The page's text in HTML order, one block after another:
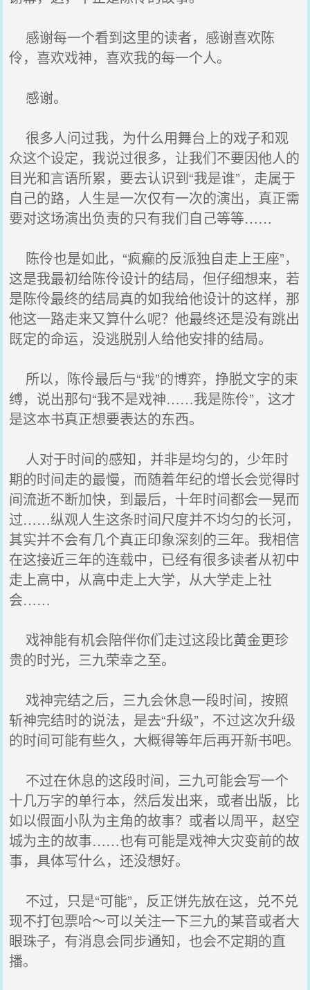
感谢每一个看到这里的读者，感谢喜欢陈
伶，喜欢戏神，喜欢我的每一个人。
感谢。
很多人问过我，为什么用舞台上的戏子和观
众这个设定，我说过很多，让我们不要因他人的
目光和言语所累，要去认识到“我是谁”，走属于
自己的路，人生是一次仅有一次的演出，真正需
要对这场演出负责的只有我们自己等等……
陈伶也是如此，“疯癫的反派独自走上王座”，
这是我最初给陈伶设计的结局，但仔细想来，若
是陈伶最终的结局真的如我给他设计的这样，那
他这一路走来又算什么呢？他最终还是没有跳出
既定的命运，没逃脱别人给他安排的结局。
所以，陈伶最后与“我”的博弈，挣脱文字的束
缚，说出那句“我不是戏神……我是陈伶”，这才
是这本书真正想要表达的东西。
人对于时间的感知，并非是均匀的，少年时
期的时间走的最慢，而随着年纪的增长会觉得时
间流逝不断加快，到最后，十年时间都会一晃而
过……纵观人生这条时间尺度并不均匀的长河，
其实并不会有几个真正印象深刻的三年。我相信
在这接近三年的连载中，已经有很多读者从初中
走上高中，从高中走上大学，从大学走上社
会……
戏神能有机会陪伴你们走过这段比黄金更珍
贵的时光，三九荣幸之至。
戏神完结之后，三九会休息一段时间，按照
斩神完结时的说法，是去“升级”，不过这次升级
的时间可能有些久，大概得等年后再开新书吧。
不过在休息的这段时间，三九可能会写一个
十几万字的单行本，然后发出来，或者出版，比
如以假面小队为主角的故事？或者以周平，赵空
城为主的故事……也有可能是戏神大灾变前的故
事，具体写什么，还没想好。
不过，只是“可能”，反正饼先放在这，兑不兑
现不打包票哈～可以关注一下三九的某音或者大
眼珠子，有消息会同步通知，也会不定期的直
播。